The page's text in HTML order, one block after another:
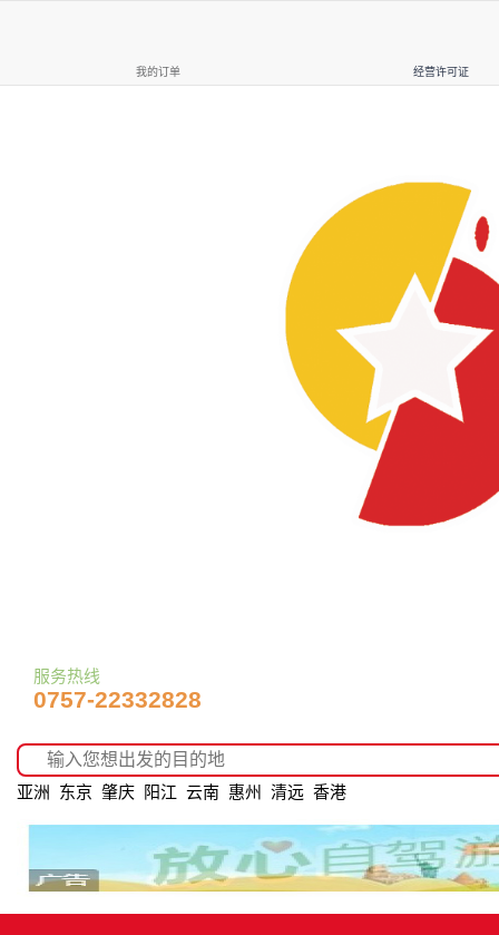
我的订单 经营许可证
服务热线
0757-22332828
亚洲 东京 肇庆 阳江 云南 惠州 清远 香港